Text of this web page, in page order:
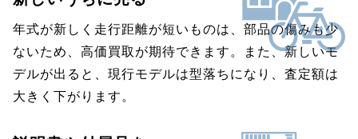
年式が新しく走行距離が短いものは、部品の傷みも少
ないため、高価買取が期待できます。また、新しいモ
デルが出ると、現行モデルは型落ちになり、査定額は
大きく下がります。